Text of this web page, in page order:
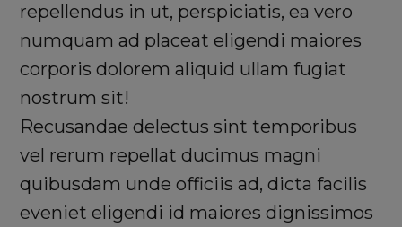
repellendus in ut, perspiciatis, ea vero
numquam ad placeat eligendi maiores
corporis dolorem aliquid ullam fugiat
nostrum sit!
Recusandae delectus sint temporibus
vel rerum repellat ducimus magni
quibusdam unde officiis ad, dicta facilis
eveniet eligendi id maiores dignissimos